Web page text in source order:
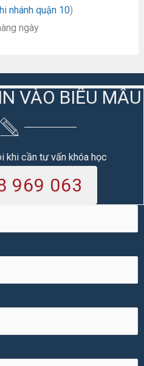
nhánh quận 10)
ngày
VÀO BIỂU MẪU
khi cần tư vấn khóa học
969 063